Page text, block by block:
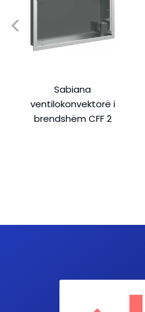
Sabiana
ventilokonvektorë i
brendshëm CFF 2